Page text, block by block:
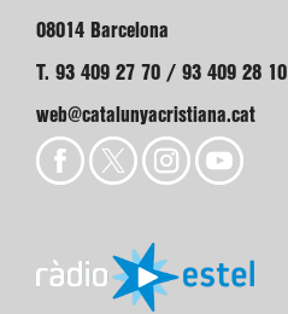
08014 Barcelona
T. 93 409 27 70 / 93 409 28 10
web@catalunyacristiana.cat